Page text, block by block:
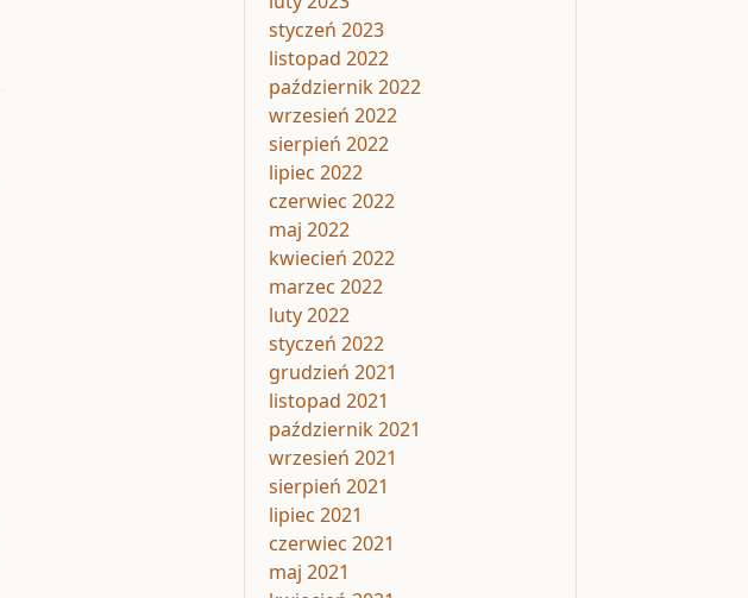
styczeń 2023
listopad 2022
październik 2022
wrzesień 2022
sierpień 2022
lipiec 2022
czerwiec 2022
maj 2022
kwiecień 2022
marzec 2022
luty 2022
styczeń 2022
grudzień 2021
listopad 2021
październik 2021
wrzesień 2021
sierpień 2021
lipiec 2021
czerwiec 2021
maj 2021